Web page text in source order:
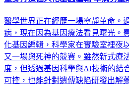
醫學世界正在經歷一場寧靜革命。
病，現在因為基因療法看見曙光。
化基因編輯，科學家在實驗室裡夜
又一場與死神的競賽。雖然新式療
度，但透過基因科學與AI技術的結
可控，也能針對遺傳缺陷研發出解